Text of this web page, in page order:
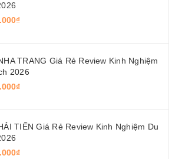
TRANG Giá Rẻ Review Kinh Nghiệm
2026
TIẾN Giá Rẻ Review Kinh Nghiệm Du